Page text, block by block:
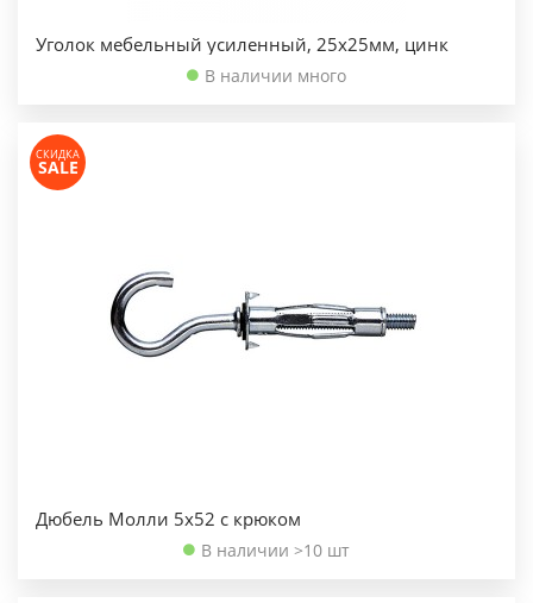
Уголок мебельный усиленный, 25х25мм, цинк
В наличии много
СКИДКА
SALE
Дюбель Молли 5х52 с крюком
В наличии >10 шт